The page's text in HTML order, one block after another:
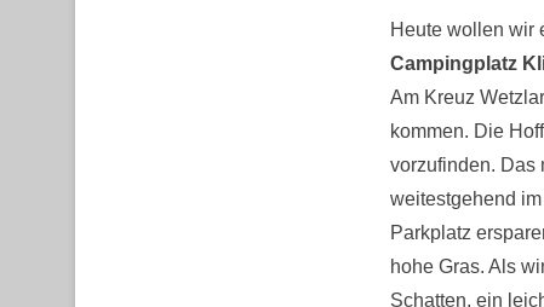
Heute wollen wir
Campingplatz
Am Kreuz
kommen. Die
vorzufinden. Das
weitestgehend
Parkplatz
hohe Gras. Als
Schatten, ein